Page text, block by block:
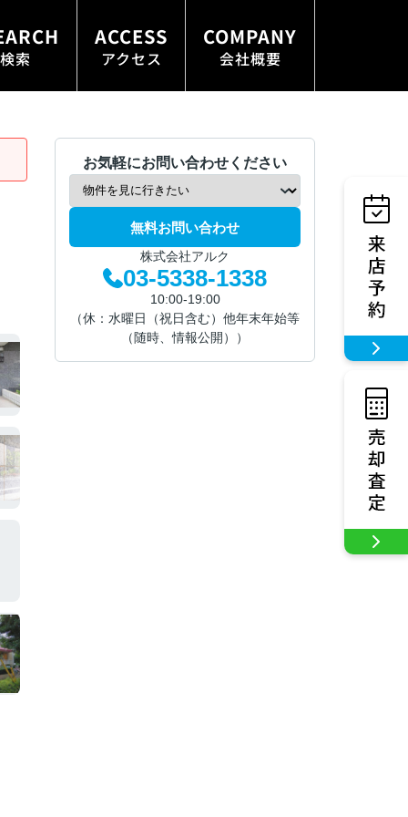
索
ACCESS
アクセス
COMPANY
会社概要
お気軽にお問い合わせください
無料お問い合わせ
株式会社アルク
03-5338-1338
10:00-19:00
（休：水曜日（祝日含む）他年末年始等
（随時、情報公開））